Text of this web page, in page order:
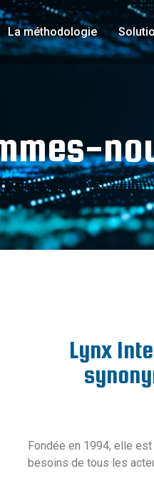
La méthodologie
Lynx
Fondée en 1994, elle
besoins de tous les